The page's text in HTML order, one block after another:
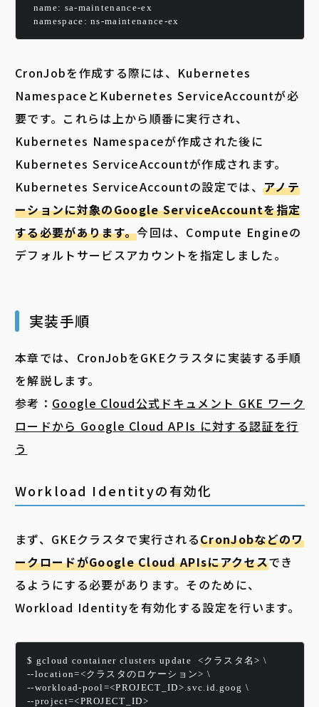
  name: sa-maintenance-ex
  namespace: ns-maintenance-ex
CronJobを作成する際には、Kubernetes
NamespaceとKubernetes ServiceAccountが必
要です。これらは上から順番に実行され、
Kubernetes Namespaceが作成された後に
Kubernetes ServiceAccountが作成されます。
Kubernetes ServiceAccountの設定では、 アノテ
ーションに対象のGoogle ServiceAccountを指定
する必要があります。今回は、Compute Engineの
デフォルトサービスアカウントを指定しました。
実装手順
本章では、CronJobをGKEクラスタに実装する手順
を解説します。
参考： Google Cloud公式ドキュメント GKE ワーク
ロードから Google Cloud APIs に対する認証を行
う
Workload Identityの有効化
まず、GKEクラスタで実行されるCronJobなどのワ
ークロードがGoogle Cloud APIsにアクセスでき
るようにする必要があります。 そのために、
Workload Identityを有効化する設定を行います。
$ gcloud container clusters update  <クラスタ名> \
--location=<クラスタのロケーション> \
--workload-pool=<PROJECT_ID>.svc.id.goog \
--project=<PROJECT_ID>